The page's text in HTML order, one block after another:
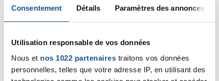
Consentement Détails Paramètres des annonces
Utilisation responsable de vos données
Nous et nos 1022 partenaires traitons vos données
personnelles, telles que votre adresse IP, en utilisant des
Ce combat mérite d'être de nouveau livré ! Vous avez
ce d'autant qu'en 8 ans, les traitements en oncologie
ont considérablement progressé.
Dans l'attente de vos futures nouvelles,
Bien cordialement